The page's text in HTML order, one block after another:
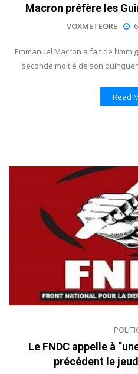
Macron préfère les
VOXMETEORE
Emmanuel Macron a fait de
seconde moitié de son
Read
Le FNDC appelle à
précédent le